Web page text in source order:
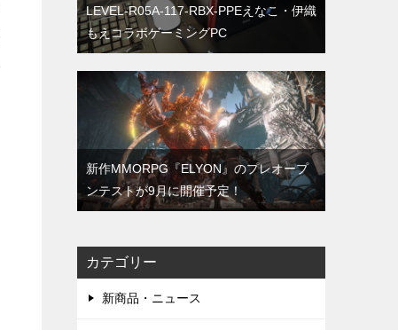
LEVEL-R05A-117-RBX-PPEえなこ・伊織
もえコラボゲーミングPC
新作MMORPG『ELYON』のプレオープ
ンテストが9月に開催予定！
カテゴリー
新商品・ニュース